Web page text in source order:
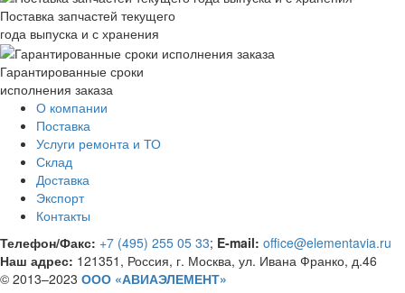
Поставка запчастей текущего
года выпуска и с хранения
Гарантированные сроки
исполнения заказа
О компании
Поставка
Услуги ремонта и ТО
Склад
Доставка
Экспорт
Контакты
Телефон/Факс: +7 (495) 255 05 33; E-mail: office@elementavia.ru
Наш адрес: 121351, Россия, г. Москва, ул. Ивана Франко, д.46
© 2013–2023 ООО «АВИАЭЛЕМЕНТ»